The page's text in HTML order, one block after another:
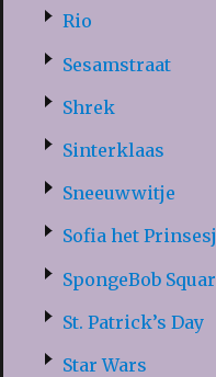
Rio
Sesamstraat
Shrek
Sinterklaas
Sneeuwwitje
Sofia het
SpongeBob
St. Patrick’s Day
Star Wars